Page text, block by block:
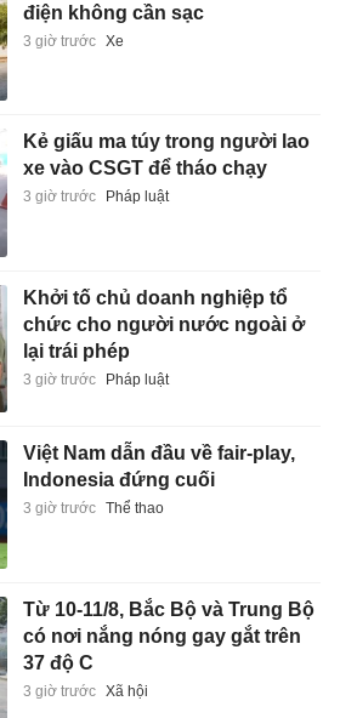
điện không cần sạc
3 giờ trước Xe
Kẻ giấu ma túy trong người lao
xe vào CSGT để tháo chạy
3 giờ trước Pháp luật
Khởi tố chủ doanh nghiệp tổ
chức cho người nước ngoài ở
lại trái phép
3 giờ trước Pháp luật
Việt Nam dẫn đầu về fair-play,
Indonesia đứng cuối
3 giờ trước Thể thao
Từ 10-11/8, Bắc Bộ và Trung Bộ
có nơi nắng nóng gay gắt trên
37 độ C
3 giờ trước Xã hội